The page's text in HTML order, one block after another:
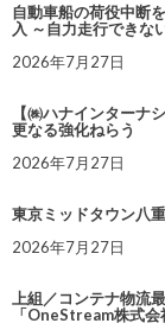
自動車船の荷役中断
入 ～自力走行できな
2026年7月27日
【㈱ハナインターナ
更なる強化ねらう
2026年7月27日
東京ミッドタウン八
2026年7月27日
上組／コンテナ物流
「OneStream株式